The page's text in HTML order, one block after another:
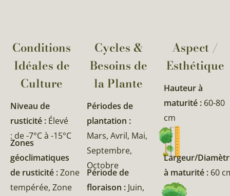
Conditions
Idéales de
Culture
Niveau de
rusticité : Élevé
: de -7°C à -15°C
Zones
géoclimatiques
de rusticité :Zone
tempérée, Zone
Cycles &
Besoins de
la Plante​
Périodes de
plantation :
Mars, Avril, Mai,
Septembre,
Octobre
Période de
floraison : Juin,
Aspect /
Esthétique
Hauteur à
maturité : 60-80
cm
Largeur/
à maturité : 60